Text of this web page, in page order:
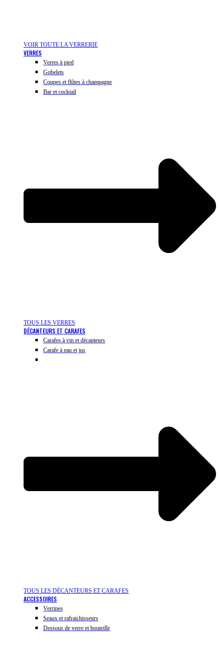
VOIR TOUTE LA VERRERIE
VERRES
Verres à pied
Gobelets
Coupes et flûtes à champagne
Bar et cocktail
TOUS LES VERRES
DÉCANTEURS ET CARAFES
Carafes à vin et décanteurs
Carafe à eau et jus
TOUS LES DÉCANTEURS ET CARAFES
ACCESSOIRES
Verrines
Seaux et rafraichisseurs
Dessous de verre et bouteille